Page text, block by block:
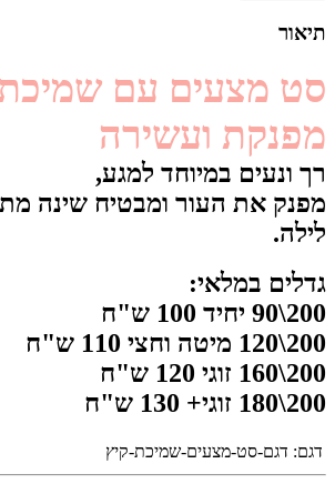
תיאור
סט מצעים עם
מפנקת ועשירה
רך ונעים במיוחד למגע,
מפנק את העור ומבטיח שינה
לילה.
גדלים במלאי:
200\90 יחיד 100 ש"ח
200\120 מיטה וחצי 110 ש"ח
200\160 זוגי 120 ש"ח
200\180 זוגי+ 130 ש"ח
דגם: דגם-סט-מצעים-שמיכת-קיץ